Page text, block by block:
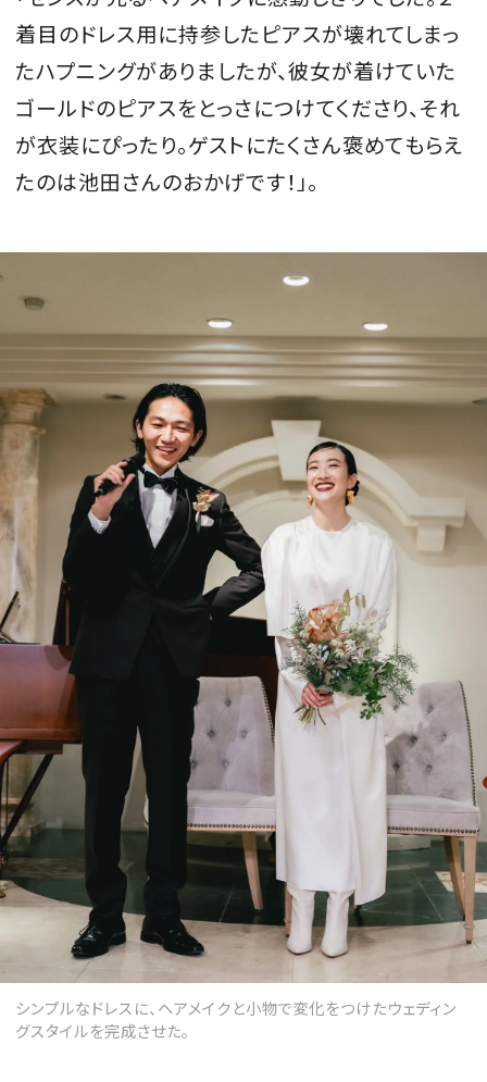
着目のドレス用に持参したピアスが壊れてしまっ
たハプニングがありましたが、彼女が着けていた
ゴールドのピアスをとっさにつけてくださり、それ
が衣装にぴったり。ゲストにたくさん褒めてもらえ
たのは池田さんのおかげです！」。
シンプルなドレスに、ヘアメイクと小物で変化をつけたウェディン
グスタイルを完成させた。